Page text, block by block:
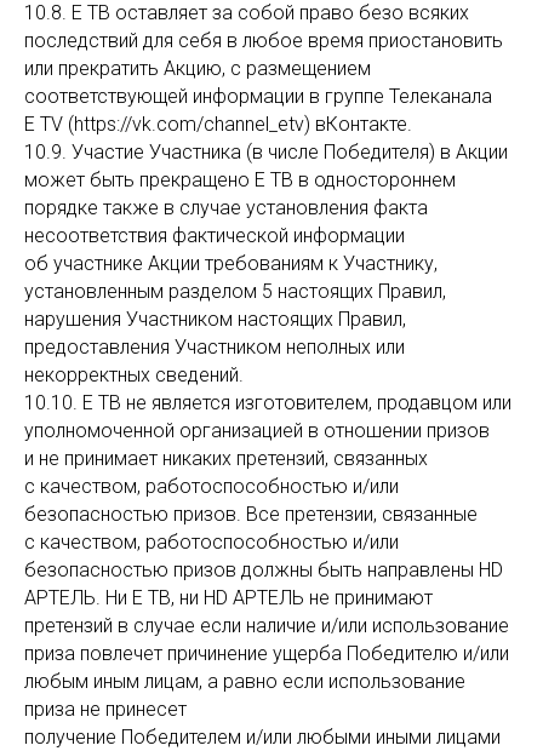
10.8. Е ТВ оставляет за собой право безо всяких
последствий для себя в любое время приостановить
или прекратить Акцию, с размещением
соответствующей информации в группе Телеканала
E TV (https://vk.com/channel_etv) вКонтакте.
10.9. Участие Участника (в числе Победителя) в Акции
может быть прекращено Е ТВ в одностороннем
порядке также в случае установления факта
несоответствия фактической информации
об участнике Акции требованиям к Участнику,
установленным разделом 5 настоящих Правил,
нарушения Участником настоящих Правил,
предоставления Участником неполных или
некорректных сведений.
10.10. Е ТВ не является изготовителем, продавцом или
уполномоченной организацией в отношении призов
и не принимает никаких претензий, связанных
с качеством, работоспособностью и/или
безопасностью призов. Все претензии, связанные
с качеством, работоспособностью и/или
безопасностью призов должны быть направлены HD
АРТЕЛЬ. Ни Е ТВ, ни HD АРТЕЛЬ не принимают
претензий в случае если наличие и/или использование
приза повлечет причинение ущерба Победителю и/или
любым иным лицам, а равно если использование
приза не принесет
получение Победителем и/или любыми иными лицами